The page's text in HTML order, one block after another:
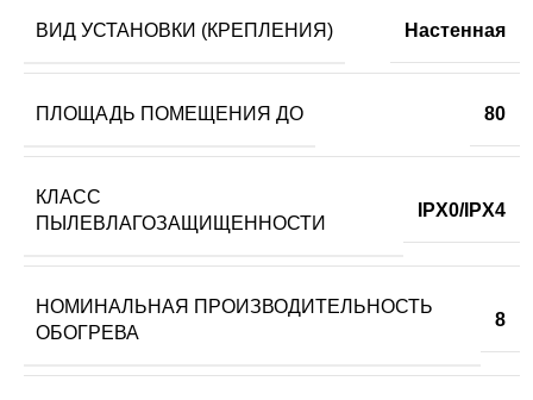
ВИД УСТАНОВКИ (КРЕПЛЕНИЯ) Настенная
ПЛОЩАДЬ ПОМЕЩЕНИЯ ДО 80
КЛАСС
ПЫЛЕВЛАГОЗАЩИЩЕННОСТИ
IPX0/IPX4
НОМИНАЛЬНАЯ ПРОИЗВОДИТЕЛЬНОСТЬ
ОБОГРЕВА
8